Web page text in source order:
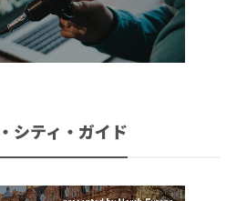
シティ・ガイド